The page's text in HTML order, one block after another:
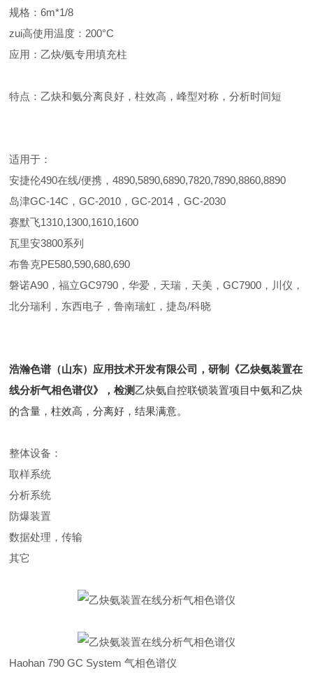
规格：6m*1/8
zui高使用温度：200°C
应用：乙炔/氨专用填充柱
特点：乙炔和氨分离良好，柱效高，峰型对称，分析时间短
适用于：
安捷伦490在线/便携，4890,5890,6890,7820,7890,8860,8890
岛津GC-14C，GC-2010，GC-2014，GC-2030
赛默飞1310,1300,1610,1600
瓦里安3800系列
布鲁克PE580,590,680,690
磐诺A90，福立GC9790，华爱，天瑞，天美，GC7900，川仪，
北分瑞利，东西电子，鲁南瑞虹，捷岛/科晓
浩瀚色谱（山东）应用技术开发有限公司，研制《乙炔氨装置在
线分析气相色谱仪》，检测 乙炔氨自控联锁装置项目中氨和乙炔
的含量，柱效高，分离好，结果满意。
整体设备：
取样系统
分析系统
防爆装置
数据处理，传输
其它
Haohan 790 GC System 气相色谱仪